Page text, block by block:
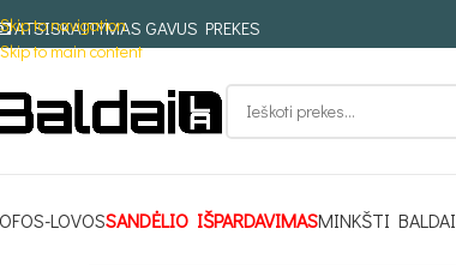
Skip to navigation
Skip to main content
ATSISKAITYMAS GAVUS PREKES
LOVOSSANDĖLIO IŠPARDAVIMASMINKŠTI BALDAI